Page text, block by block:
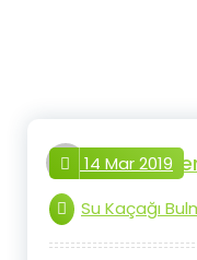
14 Mar 2019
Su Kaçağı